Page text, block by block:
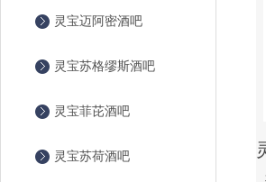
灵宝迈阿密酒吧
灵宝苏格缪斯酒吧
灵宝菲芘酒吧
灵宝苏荷酒吧